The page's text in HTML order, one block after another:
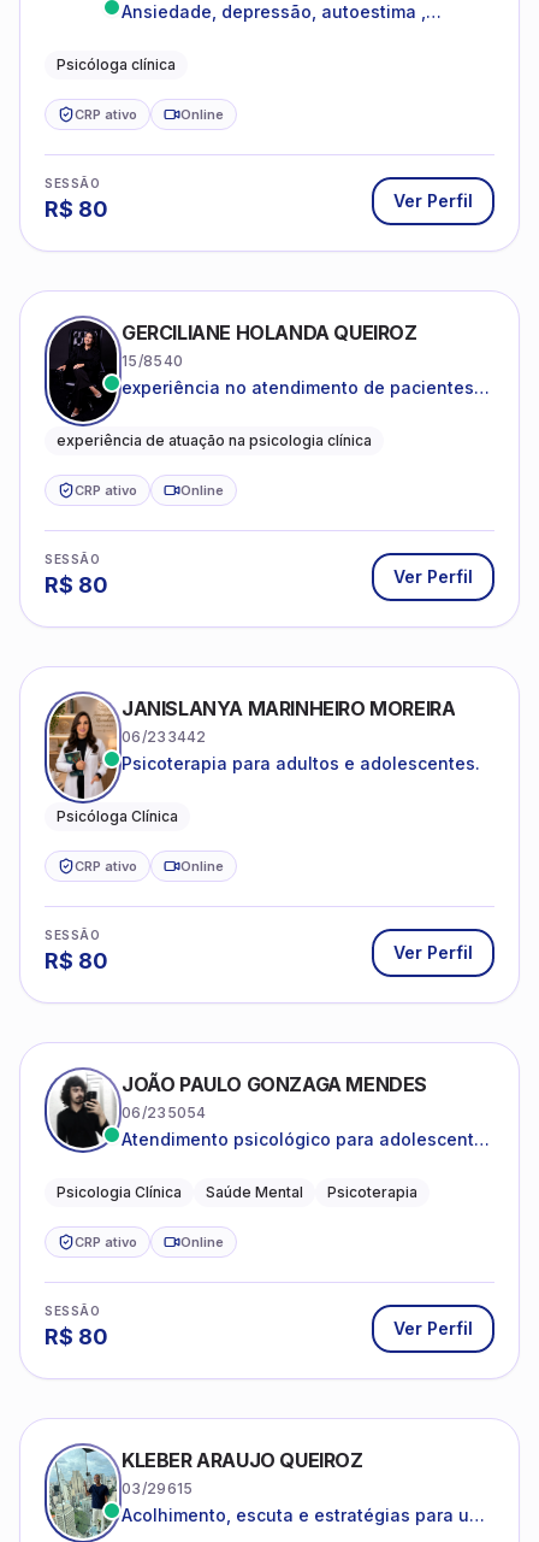
Ansiedade, depressão, autoestima ,
Psicóloga clínica
CRP ativo Online
SESSÃO
R$ 80 Ver Perfil
GERCILIANE HOLANDA QUEIROZ
15/8540
experiência no atendimento de pacientes
catastróficos e comportamentos
experiência de atuação na psicologia clínica
CRP ativo Online
SESSÃO
R$ 80 Ver Perfil
JANISLANYA MARINHEIRO MOREIRA
06/233442
Psicoterapia para adultos e adolescentes.
Psicóloga Clínica
CRP ativo Online
SESSÃO
R$ 80 Ver Perfil
JOÃO PAULO GONZAGA MENDES
06/235054
Atendimento psicológico para adolescentes
depressão e autoestima.
Psicologia Clínica Saúde Mental Psicoterapia
CRP ativo Online
SESSÃO
R$ 80 Ver Perfil
KLEBER ARAUJO QUEIROZ
03/29615
Acolhimento, escuta e estratégias para uma